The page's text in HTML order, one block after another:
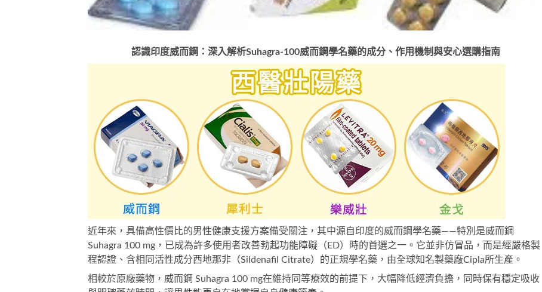
認識印度威而鋼：深入解析Suhagra-100威而鋼學名藥的成分、作用機制與安心選購指南
近年來，具備高性價比的男性健康支援方案備受關注，其中源自印度的威而鋼學名藥——特別是威而鋼
Suhagra 100 mg ，已成為許多使用者改善勃起功能障礙（ED）時的首選之一。它並非仿冒品，而是經嚴格製
程認證、含相同活性成分西地那非（Sildenafil Citrate）的正規學名藥，由全球知名製藥廠Cipla所生產。
相較於原廠藥物， 威而鋼 Suhagra 100 mg在維持同等療效的前提下，大幅降低經濟負擔，同時保有穩定吸收